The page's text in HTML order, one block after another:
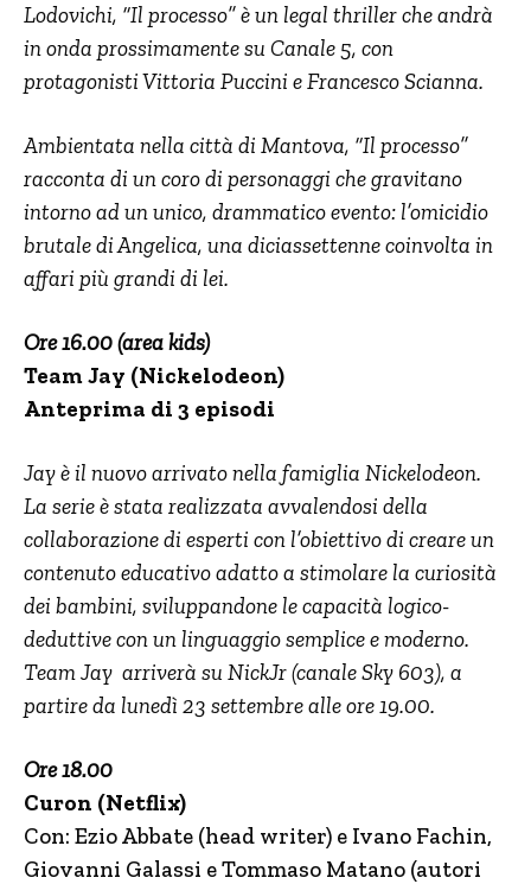
Lodovichi, “Il processo” è un legal thriller che andrà
in onda prossimamente su Canale 5, con
protagonisti Vittoria Puccini e Francesco Scianna.
Ambientata nella città di Mantova, “Il processo”
racconta di un coro di personaggi che gravitano
intorno ad un unico, drammatico evento: l’omicidio
brutale di Angelica, una diciassettenne coinvolta in
affari più grandi di lei.
Ore 16.00 (area kids)
Team Jay (Nickelodeon)
Anteprima di 3 episodi
Jay è il nuovo arrivato nella famiglia Nickelodeon.
La serie è stata realizzata avvalendosi della
collaborazione di esperti con l’obiettivo di creare un
contenuto educativo adatto a stimolare la curiosità
dei bambini, sviluppandone le capacità logico-
deduttive con un linguaggio semplice e moderno.
Team Jay arriverà su NickJr (canale Sky 603), a
partire da lunedì 23 settembre alle ore 19.00.
Ore 18.00
Curon (Netflix)
Con: Ezio Abbate (head writer) e Ivano Fachin,
Giovanni Galassi e Tommaso Matano (autori